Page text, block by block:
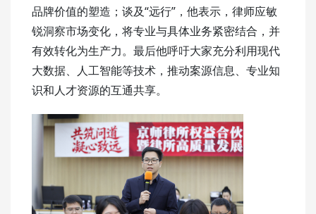
品牌价值的塑造；谈及“远行”，他表示，律师应敏
锐洞察市场变化，将专业与具体业务紧密结合，并
有效转化为生产力。最后他呼吁大家充分利用现代
大数据、人工智能等技术，推动案源信息、专业知
识和人才资源的互通共享。